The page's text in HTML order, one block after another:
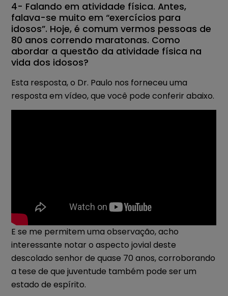
4- Falando em atividade física. Antes,
falava-se muito em “exercícios para
idosos”. Hoje, é comum vermos pessoas de
80 anos correndo maratonas. Como
abordar a questão da atividade física na
vida dos idosos?
Esta resposta, o Dr. Paulo nos forneceu uma
resposta em vídeo, que você pode conferir abaixo.
E se me permitem uma observação, acho
interessante notar o aspecto jovial deste
descolado senhor de quase 70 anos, corroborando
a tese de que juventude também pode ser um
estado de espírito.